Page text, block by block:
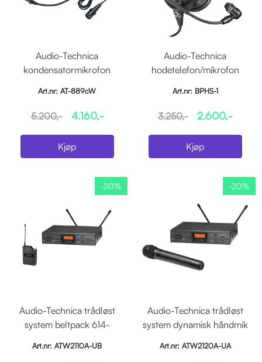
Audio-Technica
kondensatormikrofon
Art.nr: AT-889cW
5.200,- 4.160,-
Kjøp
Audio-Technica
hodetelefon/mikrofon
Art.nr: BPHS-1
3.250,- 2.600,-
Kjøp
-20%
Audio-Technica trådløst
system beltpack 614-
Art.nr: ATW2110A-UB
-20%
Audio-Technica trådløst
system dynamisk håndmik
Art.nr: ATW2120A-UA